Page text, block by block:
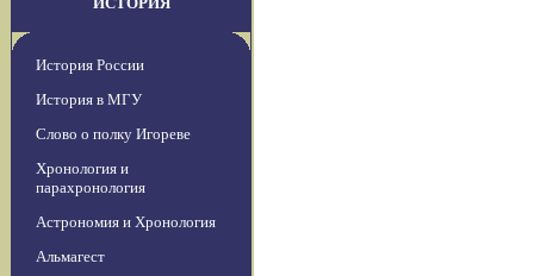
История России
История в МГУ
Слово о полку Игореве
Хронология и
парахронология
Астрономия и Хронология
Альмагест